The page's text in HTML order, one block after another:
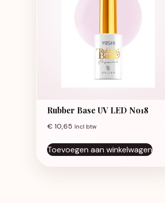
Rubber Base UV LED No18
€ 10,65 Incl btw
Toevoegen aan winkelwagen